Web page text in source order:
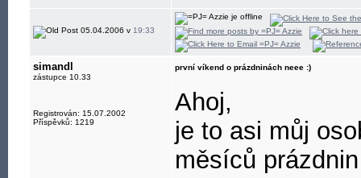
05.04.2006 v 19:33
simandl
zástupce 10.33
Registrován: 15.07.2002
Příspěvků: 1219
první víkend o prázdninách neee :)
Ahoj,
je to asi můj
měsíců